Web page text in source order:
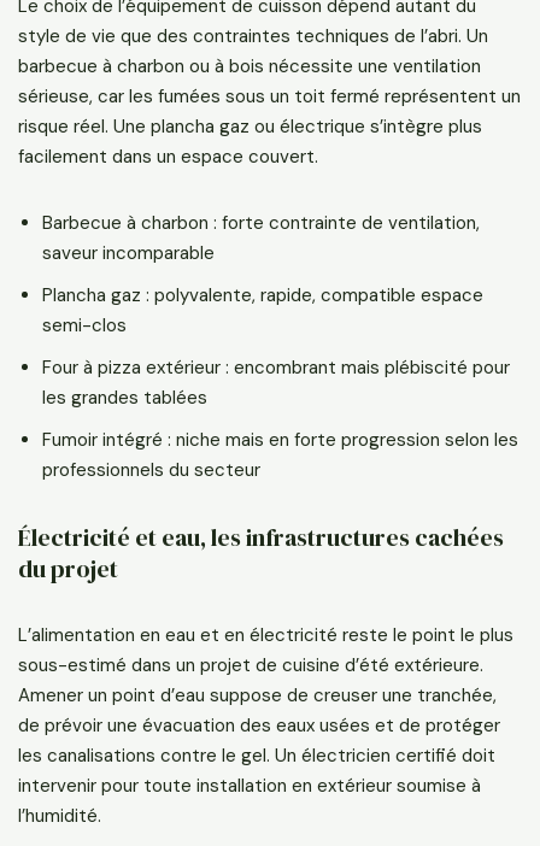
Le choix de l’équipement de cuisson dépend autant du
style de vie que des contraintes techniques de l’abri. Un
barbecue à charbon ou à bois nécessite une ventilation
sérieuse, car les fumées sous un toit fermé représentent un
risque réel. Une plancha gaz ou électrique s’intègre plus
facilement dans un espace couvert.
Barbecue à charbon : forte contrainte de ventilation,
saveur incomparable
Plancha gaz : polyvalente, rapide, compatible espace
semi-clos
Four à pizza extérieur : encombrant mais plébiscité pour
les grandes tablées
Fumoir intégré : niche mais en forte progression selon les
professionnels du secteur
Électricité et eau, les infrastructures cachées
du projet
L’alimentation en eau et en électricité reste le point le plus
sous-estimé dans un projet de cuisine d’été extérieure.
Amener un point d’eau suppose de creuser une tranchée,
de prévoir une évacuation des eaux usées et de protéger
les canalisations contre le gel. Un électricien certifié doit
intervenir pour toute installation en extérieur soumise à
l’humidité.